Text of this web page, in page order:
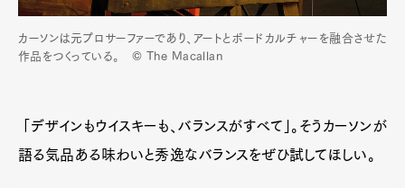
カーソンは元プロサーファーであり、アートとボードカルチャーを融合させた
作品をつくっている。 © The Macallan
「デザインもウイスキーも、バランスがすべて」。そうカーソンが
語る気品ある味わいと秀逸なバランスをぜひ試してほしい。